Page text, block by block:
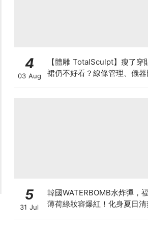
4
03 Aug
【體雕 TotalSculpt】瘦了穿
裙仍不好看？線條管理、儀器
5
31 Jul
韓國WATERBOMB水炸彈，
薄荷綠妝容爆紅！化身夏日清